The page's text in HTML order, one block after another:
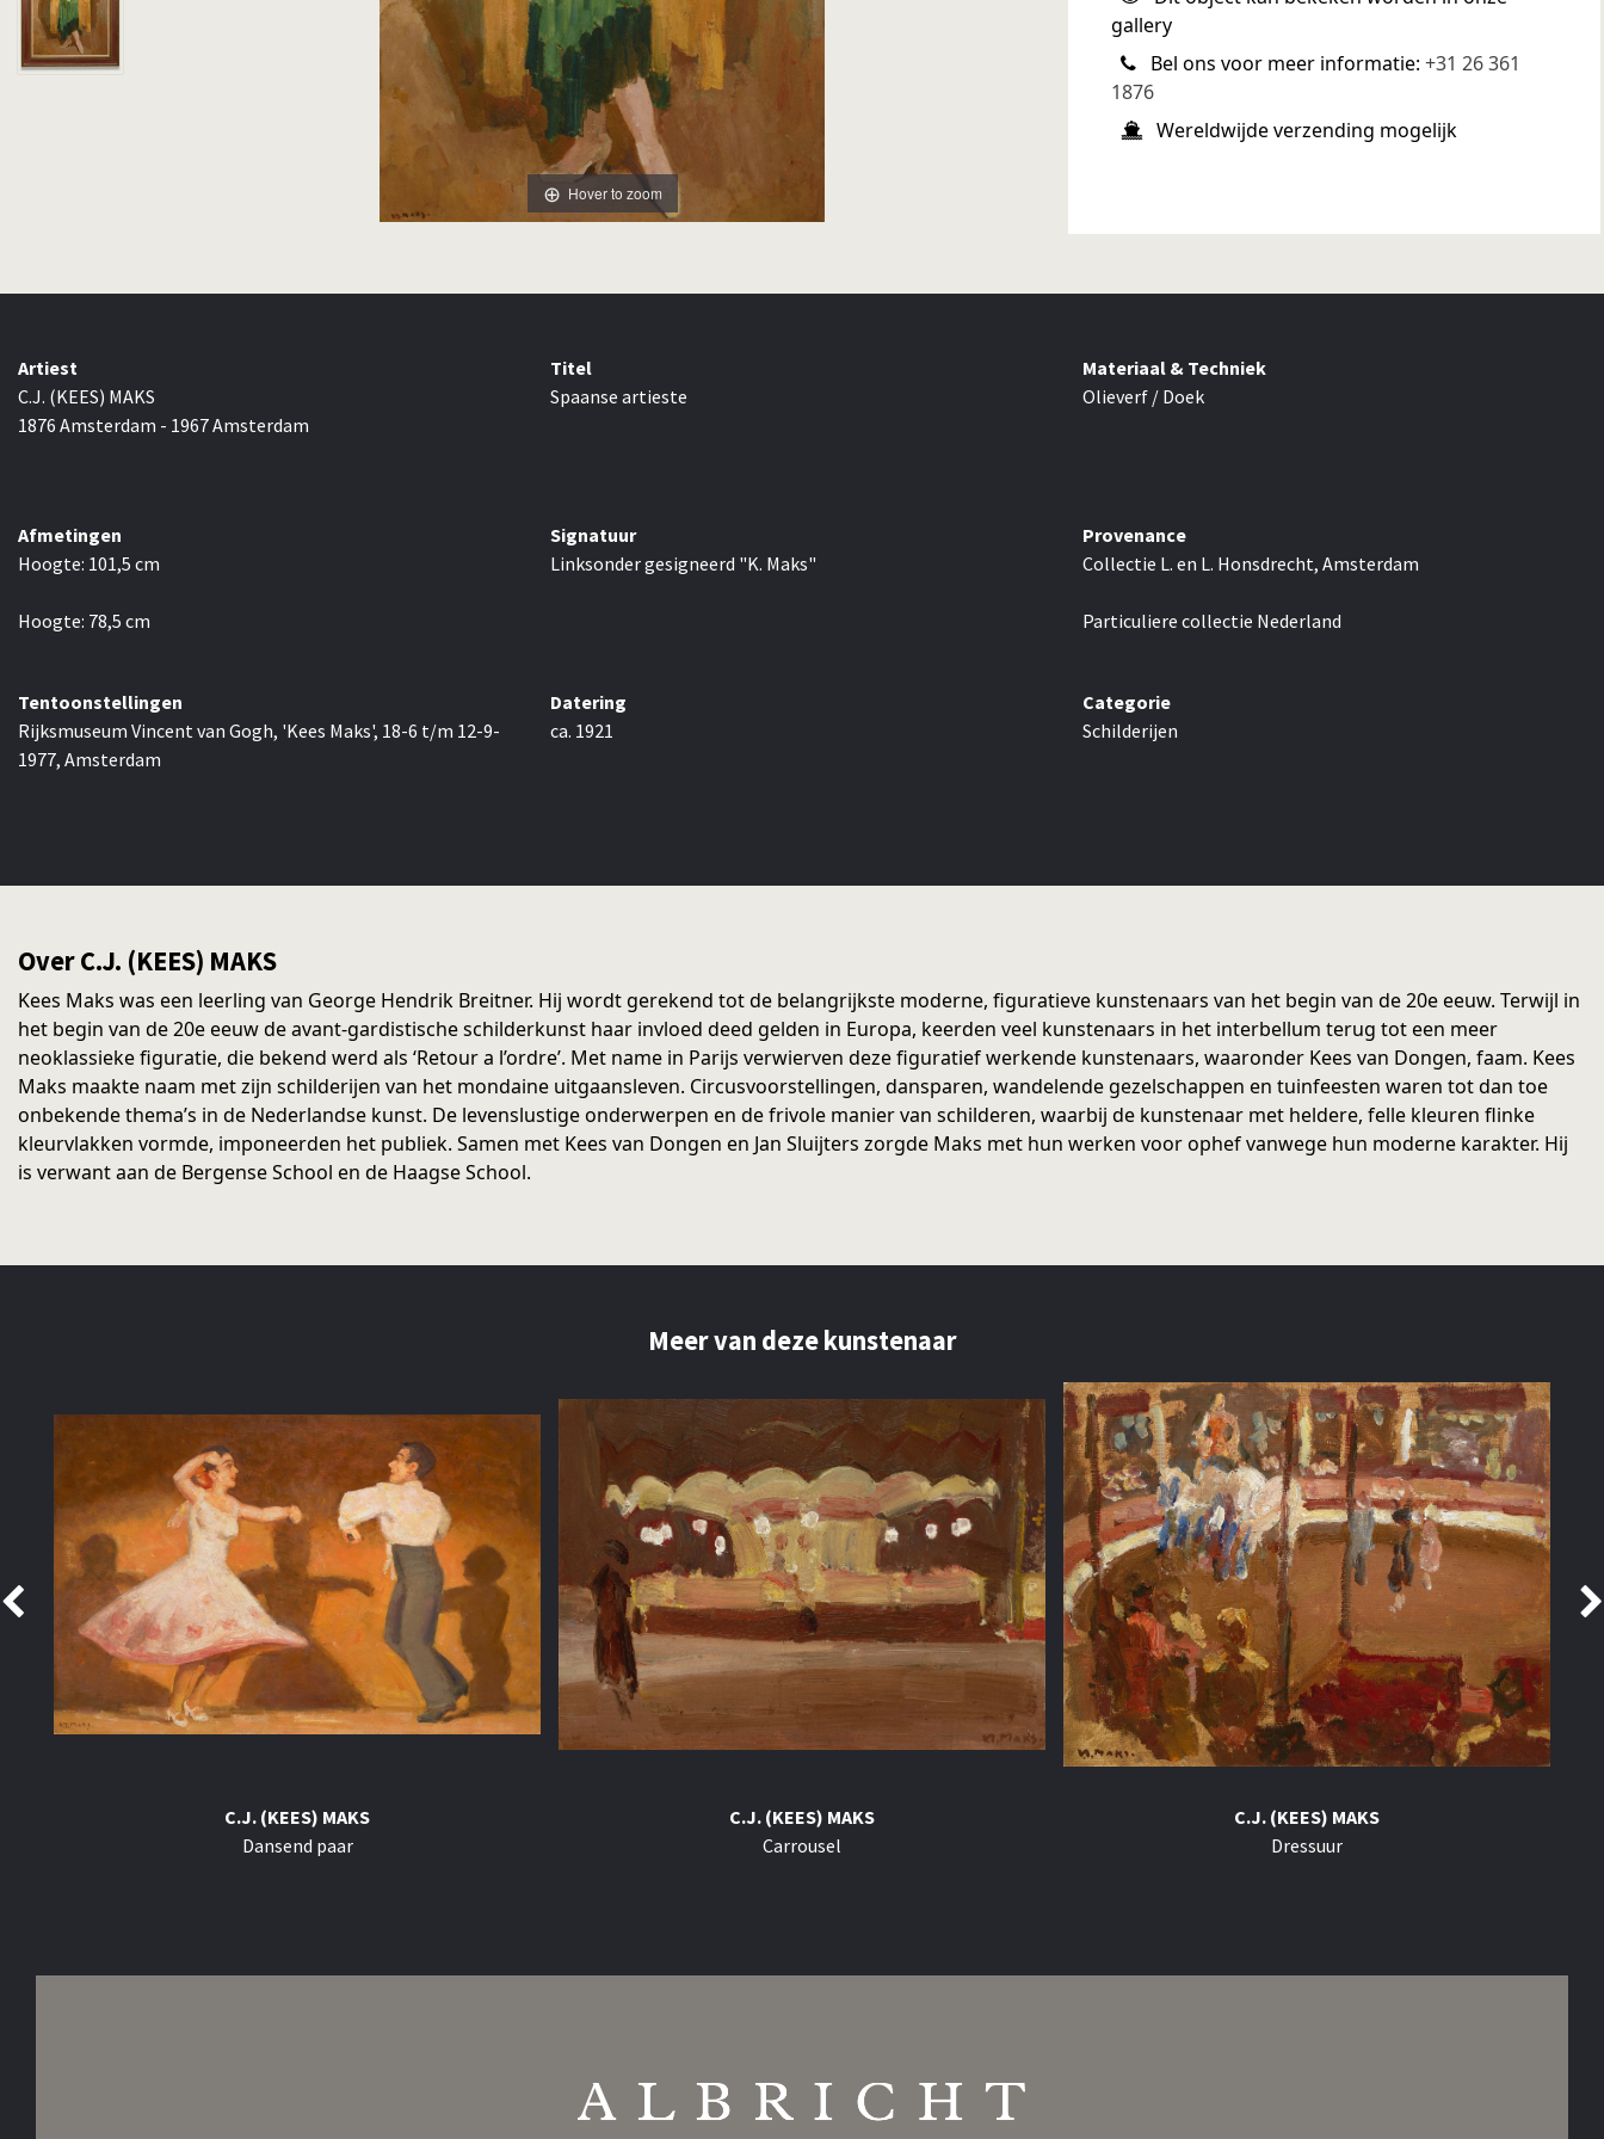
Hover to zoom
gallery
Bel ons voor meer informatie: +31 26 361
1876
Wereldwijde verzending mogelijk
Artiest
C.J. (KEES) MAKS
1876 Amsterdam - 1967 Amsterdam
Titel
Spaanse artieste
Materiaal & Techniek
Olieverf / Doek
Afmetingen
Hoogte: 101,5 cm
Hoogte: 78,5 cm
Signatuur
Linksonder gesigneerd "K. Maks"
Provenance
Collectie L. en L. Honsdrecht, Amsterdam
Particuliere collectie Nederland
Tentoonstellingen
Rijksmuseum Vincent van Gogh, 'Kees Maks', 18-6 t/m 12-9-
1977, Amsterdam
Datering
ca. 1921
Categorie
Schilderijen
Over C.J. (KEES) MAKS
Kees Maks was een leerling van George Hendrik Breitner. Hij wordt gerekend tot de belangrijkste moderne, figuratieve kunstenaars van het begin van de 20e eeuw. Terwijl in
het begin van de 20e eeuw de avant-gardistische schilderkunst haar invloed deed gelden in Europa, keerden veel kunstenaars in het interbellum terug tot een meer
neoklassieke figuratie, die bekend werd als ‘Retour a l’ordre’. Met name in Parijs verwierven deze figuratief werkende kunstenaars, waaronder Kees van Dongen, faam. Kees
Maks maakte naam met zijn schilderijen van het mondaine uitgaansleven. Circusvoorstellingen, dansparen, wandelende gezelschappen en tuinfeesten waren tot dan toe
onbekende thema’s in de Nederlandse kunst. De levenslustige onderwerpen en de frivole manier van schilderen, waarbij de kunstenaar met heldere, felle kleuren flinke
kleurvlakken vormde, imponeerden het publiek. Samen met Kees van Dongen en Jan Sluijters zorgde Maks met hun werken voor ophef vanwege hun moderne karakter. Hij
is verwant aan de Bergense School en de Haagse School.
Meer van deze kunstenaar
C.J. (KEES) MAKS
Dansend paar
C.J. (KEES) MAKS
Carrousel
C.J. (KEES) MAKS
Dressuur